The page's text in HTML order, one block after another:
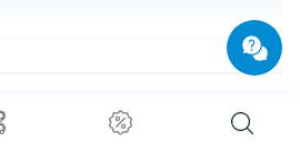
Fabricado con dos diámetros diferentes,